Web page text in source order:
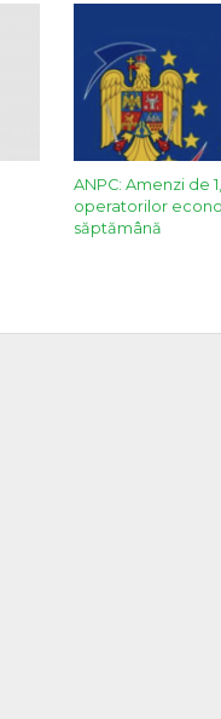
ANPC: Amenzi de
operatorilor
săptămână